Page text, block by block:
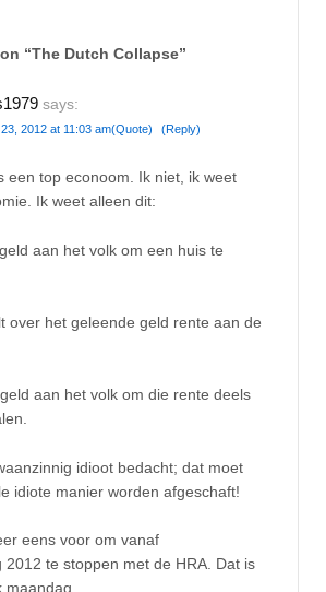
“The Dutch Collapse”
says:
2012 at 11:03 am(Quote) (Reply)
een top econoom. Ik niet, ik weet
Ik weet alleen dit:
aan het volk om een huis te
over het geleende geld rente aan de
aan het volk om die rente deels
idioot bedacht; dat moet
idiote manier worden afgeschaft!
eens voor om vanaf
2012 te stoppen met de HRA. Dat is
maandag.